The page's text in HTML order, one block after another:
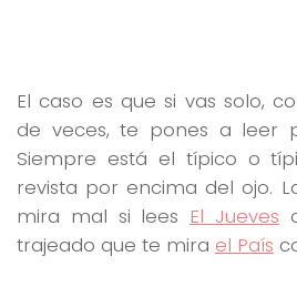
El caso es que si vas solo,
de veces, te pones a leer
Siempre está el típico o
revista por encima del ojo.
mira mal si lees El Jueves
trajeado que te mira el País